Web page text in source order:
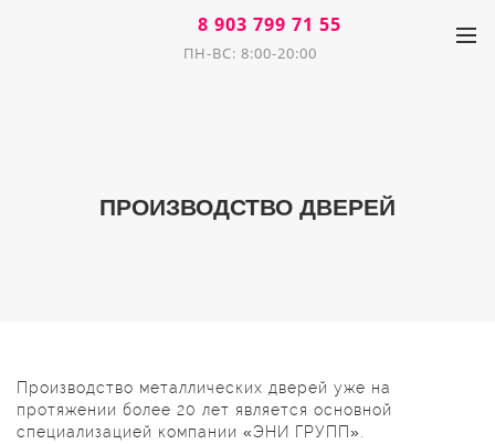
8 903 799 71 55
ПН-ВС: 8:00-20:00
ПРОИЗВОДСТВО ДВЕРЕЙ
Производство металлических дверей уже на
протяжении более 20 лет является основной
специализацией компании «ЭНИ ГРУПП».